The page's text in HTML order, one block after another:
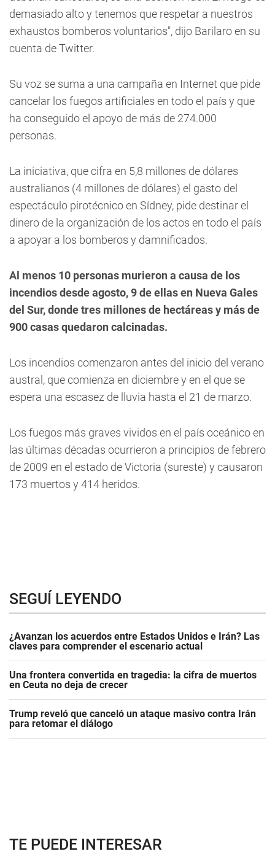
demasiado alto y tenemos que respetar a nuestros
exhaustos bomberos voluntarios", dijo Barilaro en su
cuenta de Twitter.
Su voz se suma a una campaña en Internet que pide
cancelar los fuegos artificiales en todo el país y que
ha conseguido el apoyo de más de 274.000
personas.
La iniciativa, que cifra en 5,8 millones de dólares
australianos (4 millones de dólares) el gasto del
espectáculo pirotécnico en Sídney, pide destinar el
dinero de la organización de los actos en todo el país
a apoyar a los bomberos y damnificados.
Al menos 10 personas murieron a causa de los
incendios desde agosto, 9 de ellas en Nueva Gales
del Sur, donde tres millones de hectáreas y más de
900 casas quedaron calcinadas.
Los incendios comenzaron antes del inicio del verano
austral, que comienza en diciembre y en el que se
espera una escasez de lluvia hasta el 21 de marzo.
Los fuegos más graves vividos en el país oceánico en
las últimas décadas ocurrieron a principios de febrero
de 2009 en el estado de Victoria (sureste) y causaron
173 muertos y 414 heridos.
SEGUÍ LEYENDO
¿Avanzan los acuerdos entre Estados Unidos e Irán? Las
claves para comprender el escenario actual
Una frontera convertida en tragedia: la cifra de muertos
en Ceuta no deja de crecer
Trump reveló que canceló un ataque masivo contra Irán
para retomar el diálogo
TE PUEDE INTERESAR